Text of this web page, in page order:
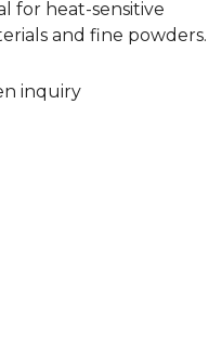
for heat-sensitive
and fine powders.